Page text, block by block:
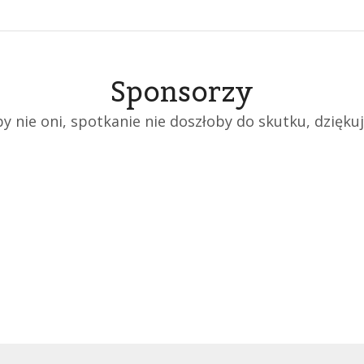
Sponsorzy
nie oni, spotkanie nie doszłoby do skutku,